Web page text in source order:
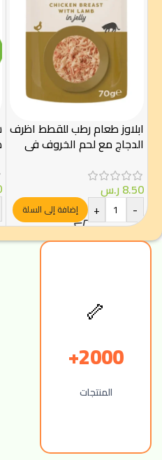
ابلاوز طعام رطب للقطط اظرف
الدجاج مع لحم الخروف في
الجيلي 70غ
8.50ر.س
-
+ إضافة إلى السلة
🦴
2000+
المنتجات